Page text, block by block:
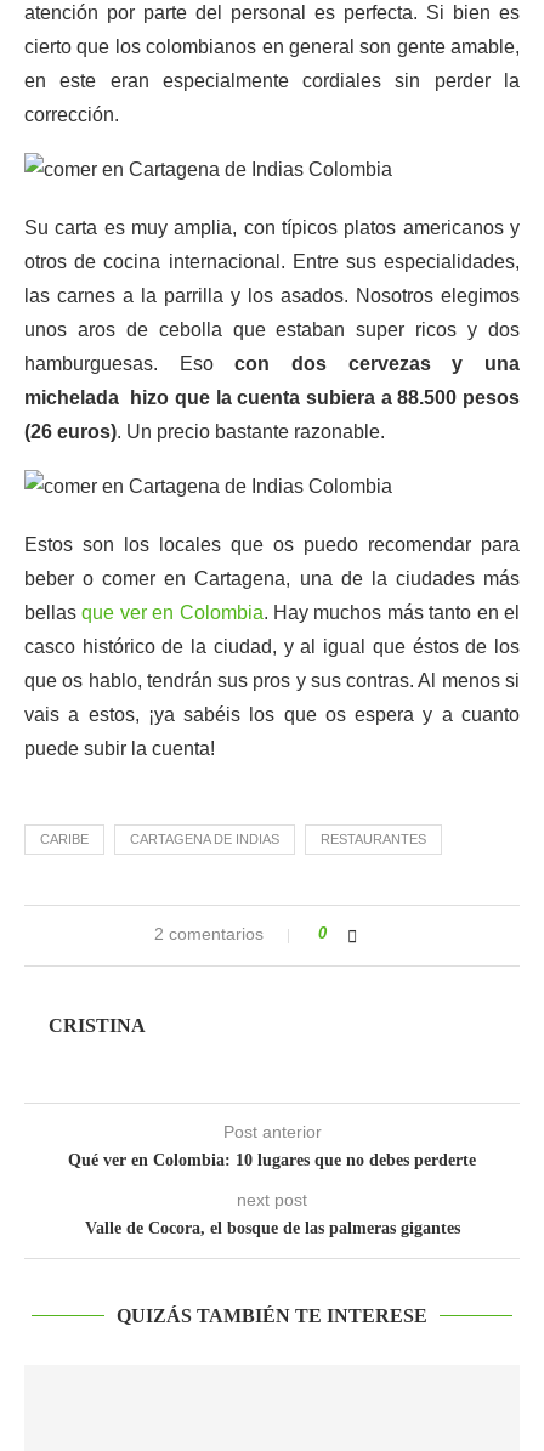
atención por parte del personal es perfecta. Si bien es
cierto que los colombianos en general son gente amable,
en este eran especialmente cordiales sin perder la
corrección.
Su carta es muy amplia, con típicos platos americanos y
otros de cocina internacional. Entre sus especialidades,
las carnes a la parrilla y los asados. Nosotros elegimos
unos aros de cebolla que estaban super ricos y dos
hamburguesas. Esocon dos cervezas y una
michelada hizo que la cuenta subiera a 88.500 pesos
(26 euros). Un precio bastante razonable.
Estos son los locales que os puedo recomendar para
beber o comer en Cartagena, una de la ciudades más
bellasque ver en Colombia. Hay muchos más tanto en el
casco histórico de la ciudad, y al igual que éstos de los
que os hablo, tendrán sus pros y sus contras. Al menos si
vais a estos, ¡ya sabéis los que os espera y a cuanto
puede subir la cuenta!
CARIBE CARTAGENA DE INDIAS RESTAURANTES
2 comentarios 0
CRISTINA
Post anterior
Qué ver en Colombia: 10 lugares que no debes perderte
next post
Valle de Cocora, el bosque de las palmeras gigantes
QUIZÁS TAMBIÉN TE INTERESE